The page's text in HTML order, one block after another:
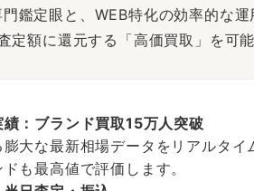
鑑定眼と、WEB特化の効率的な運
額に還元する「高価買取」を可能
績：ブランド買取15万人突破
大な最新相場データをリアルタイ
も最高値で評価します。